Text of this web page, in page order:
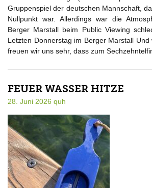
Gruppenspiel der deutschen Mannschaft,
Nullpunkt war. Allerdings war die
Berger Marstall beim Public Viewing
Letzten Donnerstag im Berger Marstall Und
freuen wir uns sehr, dass zum
FEUER WASSER HITZE
28. Juni 2026 quh